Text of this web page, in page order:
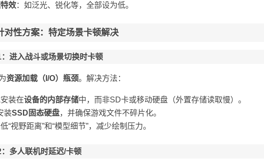
效：如泛光、锐化等，全部设为低。
对性方案：特定场景卡顿解决
进入战斗或场景切换时卡顿
资源加载（I/O）瓶颈。解决方法：
装在设备的内部存储中，而非SD卡或移动硬盘（外置存储读取慢）。
装SSD固态硬盘，并确保游戏文件不碎片化。
“视野距离”和“模型细节”，减少绘制压力。
多人联机时延迟/卡顿